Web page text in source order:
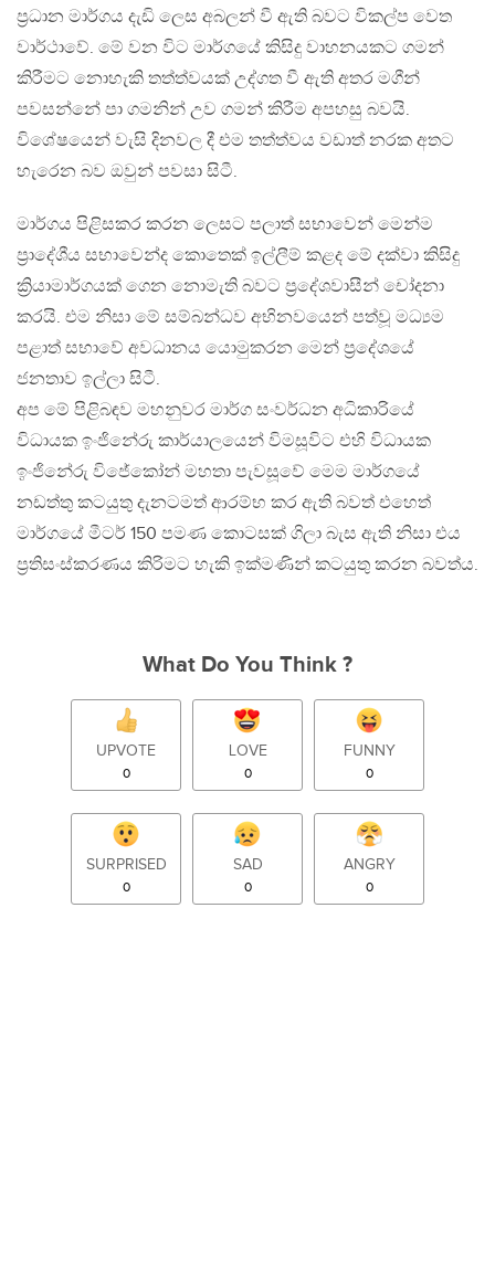
ප්‍රධාන මාර්ගය දැඩි ලෙස අබලන් වී ඇති බවට විකල්ප වෙත
වාර්ථාවේ. මේ වන විට මාර්ගයේ කිසිදු වාහනයකට ගමන්
කිරීමට නොහැකි තත්ත්වයක් උද්ගත වී ඇති අතර මගීන්
පවසන්නේ පා ගමනින් උව ගමන් කිරීම අපහසු බවයි.
විශේෂයෙන් වැසි දිනවල දී එම තත්ත්වය වඩාත් නරක අතට
හැරෙන බව ඔවුන් පවසා සිටී.
මාර්ගය පිළිසකර කරන ලෙසට පලාත් සභාවෙන් මෙන්ම
ප්‍රාදේශීය සභාවෙන්ද කොතෙක් ඉල්ලීම් කළද මේ දක්වා කිසිදු
ක්‍රියාමාර්ගයක් ගෙන නොමැති බවට ප්‍රදේශවාසීන් චෝදනා
කරයි. එම නිසා මේ සම්බන්ධව අභිනවයෙන් පත්වූ මධ්‍යම
පළාත් සභාවේ අවධානය යොමුකරන මෙන් ප්‍රදේශයේ
ජනතාව ඉල්ලා සිටී.
අප මේ පිළිබඳව මහනුවර මාර්ග සංවර්ධන අධිකාරියේ
විධායක ඉංජිනේරු කාර්යාලයෙන් විමසූවිට එහි විධායක
ඉංජිනේරු විජේකෝන් මහතා පැවසූවේ මෙම මාර්ගයේ
නඩත්තු කටයුතු දැනටමත් ආරම්භ කර ඇති බවත් එහෙත්
මාර්ගයේ මීටර් 150 පමණ කොටසක් ගිලා බැස ඇති නිසා එය
ප්‍රතිසංස්කරණය කිරිමට හැකි ඉක්මණින් කටයුතු කරන බවත්ය.
What Do You Think ?
UPVOTE
0
LOVE
0
FUNNY
0
SURPRISED
0
SAD
0
ANGRY
0